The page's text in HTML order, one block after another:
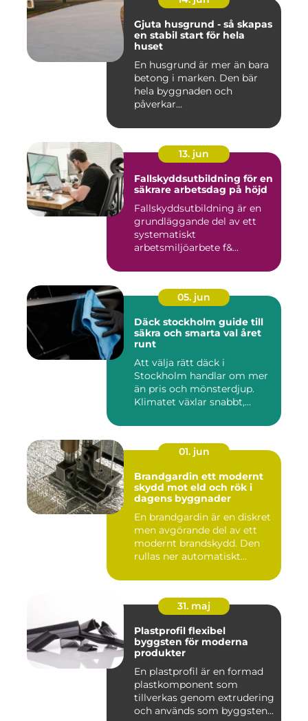
Gjuta husgrund - så skapas
en stabil start för hela
huset
En husgrund är mer än bara
betong i marken. Den bär
hela byggnaden och
påverkar...
13. jun
Fallskyddsutbildning för en
säkrare arbetsdag på höjd
Fallskyddsutbildning är en
grundläggande del av ett
systematiskt
arbetsmiljöarbete f&...
05. jun
Däck stockholm guide till
säkra och smarta val året
runt
Att välja rätt däck i
Stockholm handlar om mer
än pris och mönsterdjup.
Klimatet växlar snabbt,
01. jun
Brandgardin ett modernt
skydd mot eld och rök i
dagens byggnader
En brandgardin är en diskret
men avgörande del av ett
modernt brandskydd. Den
rullas ner automatiskt...
31. maj
Plastprofil flexibel
byggsten för moderna
produkter
En plastprofil är en formad
plastkomponent som
tillverkas genom extrudering
och används som byggsten...